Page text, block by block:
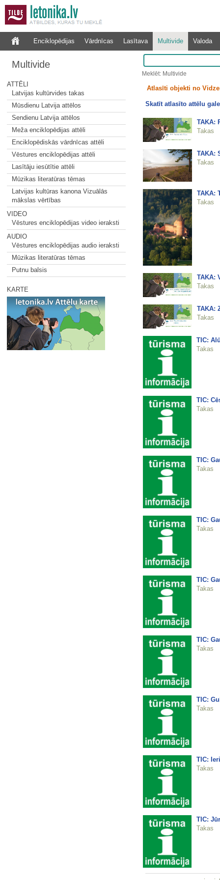
Enciklopēdijas Vārdnīcas Lasītava Multivide Valoda
Multivide
ATTĒLI
Latvijas kultūrvides takas
Mūsdienu Latvija attēlos
Sendienu Latvija attēlos
Meža enciklopēdijas attēli
Enciklopēdiskās vārdnīcas attēli
Vēstures enciklopēdijas attēli
Lasītāju iesūtītie attēli
Mūzikas literatūras tēmas
Latvijas kultūras kanona Vizuālās
mākslas vērtības
VIDEO
Vēstures enciklopēdijas video ieraksti
AUDIO
Vēstures enciklopēdijas audio ieraksti
Mūzikas literatūras tēmas
Putnu balsis
KARTE
Meklēt: Multivide
Atlasīti objekti no
Skatīt atlasīto attēlu
TAKA:
Takas
TAKA:
Takas
TAKA:
Takas
TAKA:
Takas
TAKA:
Takas
TIC:
Takas
TIC:
Takas
TIC:
Takas
TIC:
Takas
TIC:
Takas
TIC:
Takas
TIC:
Takas
TIC:
Takas
TIC:
Takas